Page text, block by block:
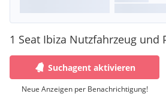
1 Seat Ibiza Nutzfahrzeug und
Suchagent aktivieren
Neue Anzeigen per Benachrichtigung!